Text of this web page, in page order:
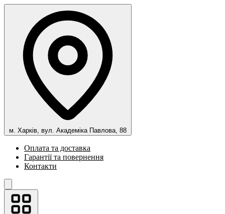
м. Харків, вул. Академіка Павлова, 88
Оплата та доставка
Гарантії та повернення
Контакти